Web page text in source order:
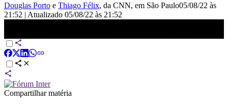
Douglas Porto e Thiago Félix, da CNN, em São Paulo05/08/22 às
21:52 | Atualizado 05/08/22 às 21:52
Compartilhar matéria